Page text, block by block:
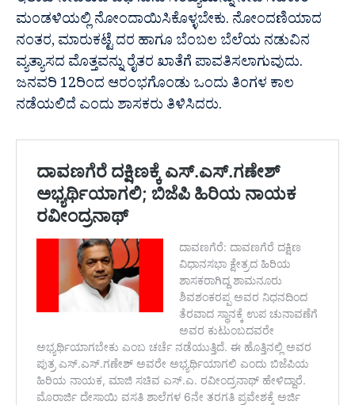
ಮಂಡಳಿಯಲ್ಲಿ ನೋಂದಾಯಿಸಿಕೊಳ್ಳಬೇಕು. ನೋಂದಣಿಯಾದ
ನಂತರ, ಮಾರುಕಟ್ಟೆ ದರ ಹಾಗೂ ಬೆಂಬಲ ಬೆಲೆಯ ನಡುವಿನ
ವ್ಯತ್ಯಾಸದ ಮೊತ್ತವನ್ನು ರೈತರ ಖಾತೆಗೆ ಪಾವತಿಸಲಾಗುವುದು.
ಜನವರಿ 12ರಿಂದ ಆರಂಭಗೊಂಡು ಒಂದು ತಿಂಗಳ ಕಾಲ
ನಡೆಯಲಿದೆ ಎಂದು ಶಾಸಕರು ತಿಳಿಸಿದರು.